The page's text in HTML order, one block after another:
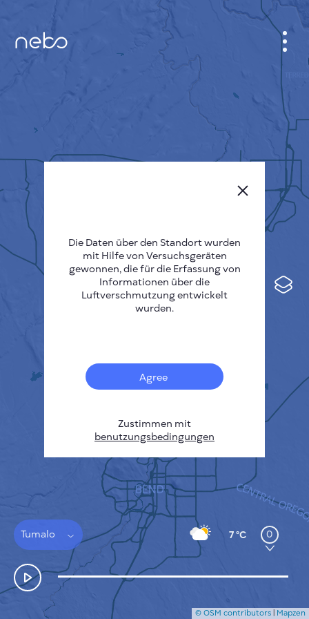
Wind
Tumalo 7 °C 0
Česky
Deutsch
Español
FUNKTIONSWEISE
DATENSCHUTZBESTIMMUNGEN
BEDINGUNGEN UND KONDITIONEN
INSTALLATIONSANLEITUNG
API
FAQ
KONTAKT
© OSM contributors | Mapzen
Die Daten über den Standort wurden
mit Hilfe von Versuchsgeräten
gewonnen, die für die Erfassung von
Informationen über die
Luftverschmutzung entwickelt
wurden.
Agree
Zustimmen mit
benutzungsbedingungen